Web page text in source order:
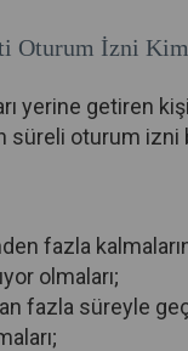
Oturum İzni
yerine getiren
süreli oturum
fazla
olmaları;
fazla süreyle